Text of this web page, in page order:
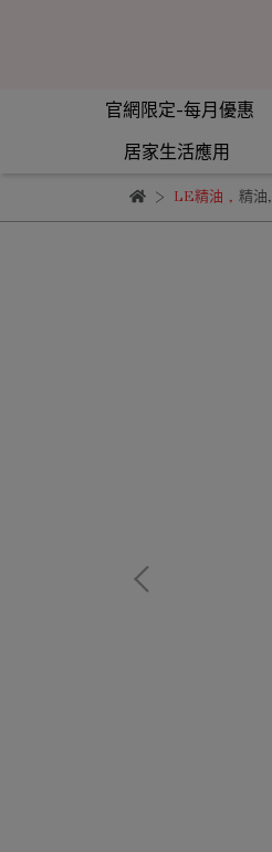
官網限定-每月優惠
居家生活應用
LE精油 , 精油,